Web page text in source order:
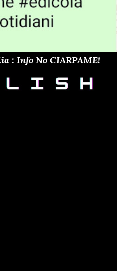
: Info No CIARPAME!